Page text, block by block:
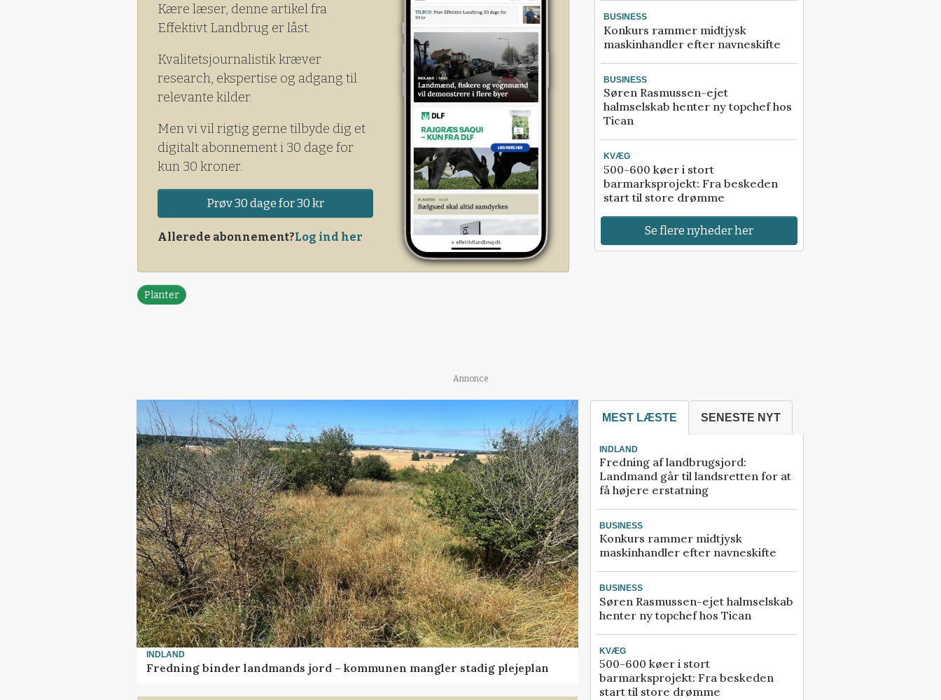
Kære læser, denne artikel fra
Effektivt Landbrug er låst.
Kvalitetsjournalistik kræver
research, ekspertise og adgang til
relevante kilder.
Men vi vil rigtig gerne tilbyde dig et
digitalt abonnement i 30 dage for
kun 30 kroner.
Prøv 30 dage for 30 kr
Allerede abonnement?Log ind her
Planter
BUSINESS
Konkurs rammer midtjysk
maskinhandler efter navneskifte
BUSINESS
Søren Rasmussen-ejet
halmselskab henter ny topchef hos
Tican
KVÆG
500-600 køer i stort
barmarksprojekt: Fra beskeden
start til store drømme
Se flere nyheder her
Annonce
INDLAND
Fredning binder landmands jord – kommunen mangler stadig plejeplan
MEST LÆSTE SENESTE NYT
INDLAND
Fredning af landbrugsjord:
Landmand går til landsretten for at
få højere erstatning
BUSINESS
Konkurs rammer midtjysk
maskinhandler efter navneskifte
BUSINESS
Søren Rasmussen-ejet halmselskab
henter ny topchef hos Tican
KVÆG
500-600 køer i stort
barmarksprojekt: Fra beskeden
start til store drømme